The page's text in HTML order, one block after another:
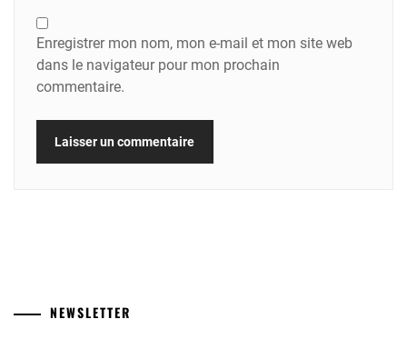
Enregistrer mon nom, mon e-mail et mon site web
dans le navigateur pour mon prochain
commentaire.
NEWSLETTER